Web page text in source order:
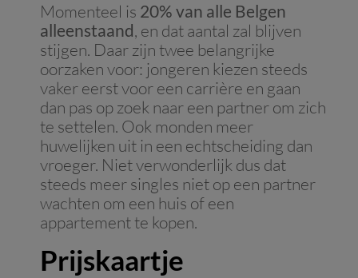
Momenteel is 20% van alle Belgen
alleenstaand, en dat aantal zal blijven
stijgen. Daar zijn twee belangrijke
oorzaken voor: jongeren kiezen steeds
vaker eerst voor een carrière en gaan
dan pas op zoek naar een partner om zich
te settelen. Ook monden meer
huwelijken uit in een echtscheiding dan
vroeger. Niet verwonderlijk dus dat
steeds meer singles niet op een partner
wachten om een huis of een
appartement te kopen.
Prijskaartje